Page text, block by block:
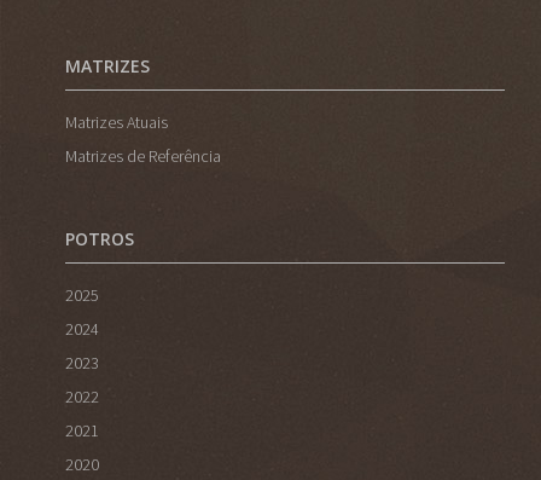
MATRIZES
Matrizes Atuais
Matrizes de Referência
POTROS
2025
2024
2023
2022
2021
2020